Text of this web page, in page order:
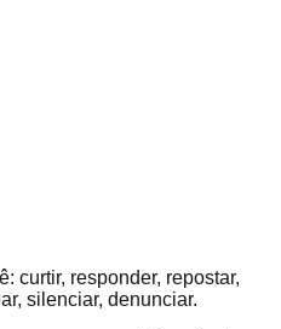
curtir, responder, repostar,
silenciar, denunciar.